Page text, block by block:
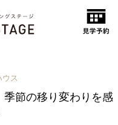
ウス
季節の移り変わりを感